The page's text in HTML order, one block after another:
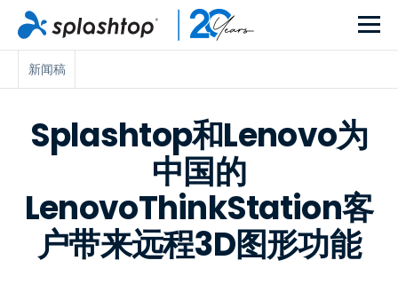
新闻稿
Splashtop和Lenovo为
中国的
LenovoThinkStation客
户带来远程3D图形功能